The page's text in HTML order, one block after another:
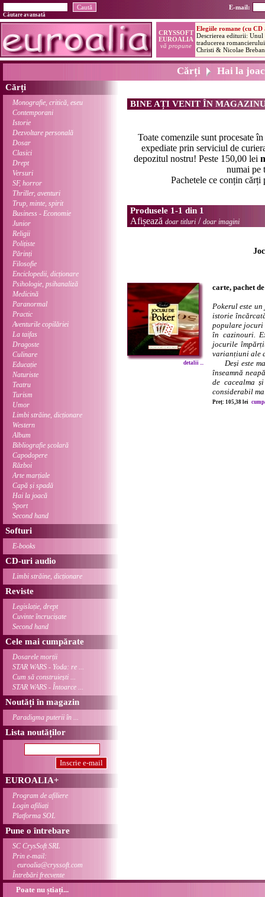
E-mail:
Căutare avansată
Cărți Hai la
Cărți
Monografie, critică, eseu
Contemporani
Istorie
Dezvoltare personală
Dosar
Clasici
Drept
Versuri
SF, horror
Thriller, aventuri
Trup, minte, spirit
Business - Economie
Junior
Religii
Polițiste
Părinți
Filosofie
Enciclopedii, dicționare
Psihologie, psihanaliză
Medicină
Paranormal
Practic
Aventurile copilăriei
La taifas
Dragoste
Culinare
Educație
Naturiste
Teatru
Turism
Umor
Limbi străine, dicționare
Western
Album
Bibliografie școlară
Capodopere
Război
Arte marțiale
Capă și spadă
Hai la joacă
Sport
Second hand
Softuri
E-books
CD-uri audio
Limbi străine, dicționare
Reviste
Legislație, drept
Cuvinte încrucișate
Second hand
Cele mai cumpărate
Dosarele morții
STAR WARS - Yoda: re ...
Cum să construiești ...
STAR WARS - Întoarce ...
Noutăți în magazin
Paradigma puterii în ...
Lista noutăților
EUROALIA+
Program de afiliere
Login afiliați
Platforma SOL
Pune o întrebare
SC CrysSoft SRL
Prin e-mail:
euroalia@cryssoft.com
Întrebări frecvente
BINE AȚI VENIT ÎN
Toate comenzile sunt procesate în
expediate prin serviciul de
depozitul nostru! Peste 150,00 lei
numai pe
Pachetele ce conțin cărți
Produsele 1-1 din 1
Afișează doar titluri / doar imagini
detalii ...
carte, pachet
Pokerul este un
istorie
populare jocuri
în cazinouri.
jocurile
varianțiuni ale
Deși este
înseamnă
de cacealma
considerabil
Preț: 105,38 lei
Poate nu știați...